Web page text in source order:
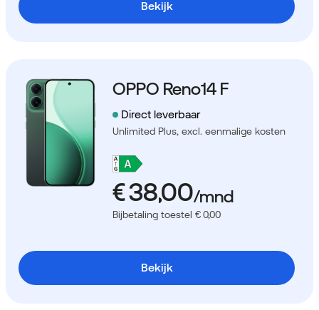
Bekijk
OPPO Reno14 F
Direct leverbaar
Unlimited Plus, excl. eenmalige kosten
Bijbetaling toestel € 0,00
Bekijk